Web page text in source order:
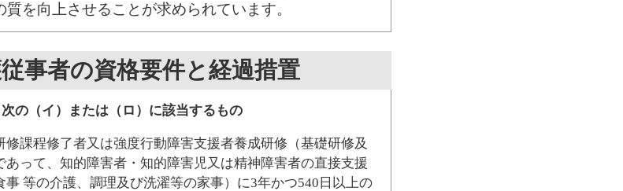
を向上させることが求められています。
事者の資格要件と経過措置
の（イ）または（ロ）に該当するもの
修課程修了者又は強度行動障害支援者養成研修（基礎研修及
あって、知的障害者・知的障害児又は精神障害者の直接支援
事 等の介護、調理及び洗濯等の家事）に3年かつ540日以上の